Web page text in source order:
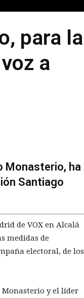
para la
a
Monasterio, ha
Santiago
de VOX en Alcalá
medidas de
electoral, de los
y el líder